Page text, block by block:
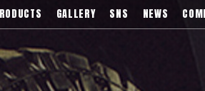
どブランドアルミホイー
GALLERY SNS NEWS